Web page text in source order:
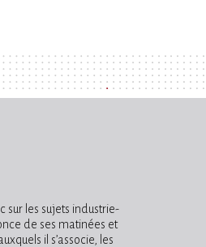
sur les sujets industrie-
de ses matinées et
il s’associe, les